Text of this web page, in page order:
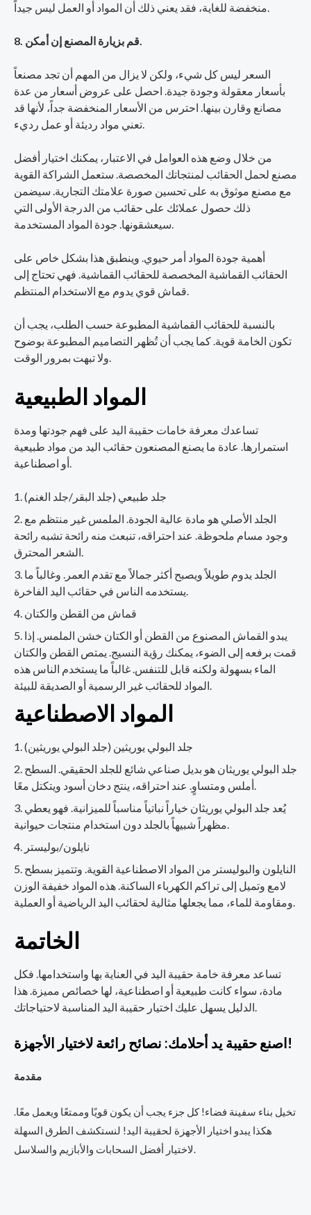
منخفضة للغاية، فقد يعني ذلك أن المواد أو العمل ليس جيداً.
8. قم بزيارة المصنع إن أمكن.
السعر ليس كل شيء، ولكن لا يزال من المهم أن تجد مصنعاً
بأسعار معقولة وجودة جيدة. احصل على عروض أسعار من عدة
مصانع وقارن بينها. احترس من الأسعار المنخفضة جداً، لأنها قد
تعني مواد رديئة أو عمل رديء.
من خلال وضع هذه العوامل في الاعتبار، يمكنك اختيار أفضل
مصنع لحمل الحقائب لمنتجاتك المخصصة. ستعمل الشراكة القوية
مع مصنع موثوق به على تحسين صورة علامتك التجارية. سيضمن
ذلك حصول عملائك على حقائب من الدرجة الأولى التي
سيعشقونها. جودة المواد المستخدمة.
أهمية جودة المواد أمر حيوي. وينطبق هذا بشكل خاص على
الحقائب القماشية المخصصة للحقائب القماشية. فهي تحتاج إلى
قماش قوي يدوم مع الاستخدام المنتظم.
بالنسبة للحقائب القماشية المطبوعة حسب الطلب، يجب أن
تكون الخامة قوية. كما يجب أن تُظهر التصاميم المطبوعة بوضوح
ولا تبهت بمرور الوقت.
المواد الطبيعية
تساعدك معرفة خامات حقيبة اليد على فهم جودتها ومدة
استمرارها. عادة ما يصنع المصنعون حقائب اليد من مواد طبيعية
أو اصطناعية.
جلد طبيعي (جلد البقر/جلد الغنم)
الجلد الأصلي هو مادة عالية الجودة. الملمس غير منتظم مع
وجود مسام ملحوظة. عند احتراقه، تنبعث منه رائحة تشبه رائحة
الشعر المحترق.
الجلد يدوم طويلاً ويصبح أكثر جمالاً مع تقدم العمر. وغالباً ما
يستخدمه الناس في حقائب اليد الفاخرة.
قماش من القطن والكتان
يبدو القماش المصنوع من القطن أو الكتان خشن الملمس. إذا
قمت برفعه إلى الضوء، يمكنك رؤية النسيج. يمتص القطن والكتان
الماء بسهولة ولكنه قابل للتنفس. غالباً ما يستخدم الناس هذه
المواد للحقائب غير الرسمية أو الصديقة للبيئة.
المواد الاصطناعية
جلد البولي يوريثين (جلد البولي يوريثين)
جلد البولي يوريثان هو بديل صناعي شائع للجلد الحقيقي. السطح
أملس ومتساوٍ. عند احتراقه، ينتج دخان أسود ويتكتل معًا.
يُعد جلد البولي يوريثان خياراً نباتياً مناسباً للميزانية. فهو يعطي
مظهراً شبيهاً بالجلد دون استخدام منتجات حيوانية.
نايلون/بوليستر
النايلون والبوليستر من المواد الاصطناعية القوية. وتتميز بسطح
لامع وتميل إلى تراكم الكهرباء الساكنة. هذه المواد خفيفة الوزن
ومقاومة للماء، مما يجعلها مثالية لحقائب اليد الرياضية أو العملية.
الخاتمة
تساعد معرفة خامة حقيبة اليد في العناية بها واستخدامها. فكل
مادة، سواء كانت طبيعية أو اصطناعية، لها خصائص مميزة. هذا
الدليل يسهل عليك اختيار حقيبة اليد المناسبة لاحتياجاتك.
اصنع حقيبة يد أحلامك: نصائح رائعة لاختيار الأجهزة!
مقدمة
تخيل بناء سفينة فضاء! كل جزء يجب أن يكون قويًا وممتعًا ويعمل معًا.
هكذا يبدو اختيار الأجهزة لحقيبة اليد! لنستكشف الطرق السهلة
لاختيار أفضل السحابات والأبازيم والسلاسل.